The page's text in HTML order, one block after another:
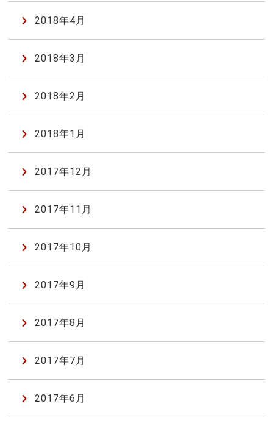
2018年4月
2018年3月
2018年2月
2018年1月
2017年12月
2017年11月
2017年10月
2017年9月
2017年8月
2017年7月
2017年6月